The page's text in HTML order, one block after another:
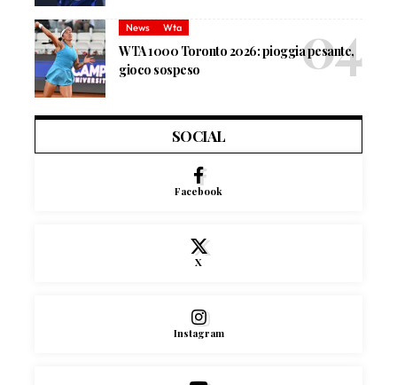
News Wta
WTA 1000 Toronto 2026: pioggia pesante,
gioco sospeso
SOCIAL
Facebook
X
Instagram